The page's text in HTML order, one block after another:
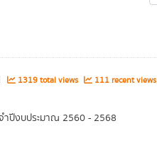
1319 total views 111 recent views
ำปีงบประมาณ 2560 - 2568